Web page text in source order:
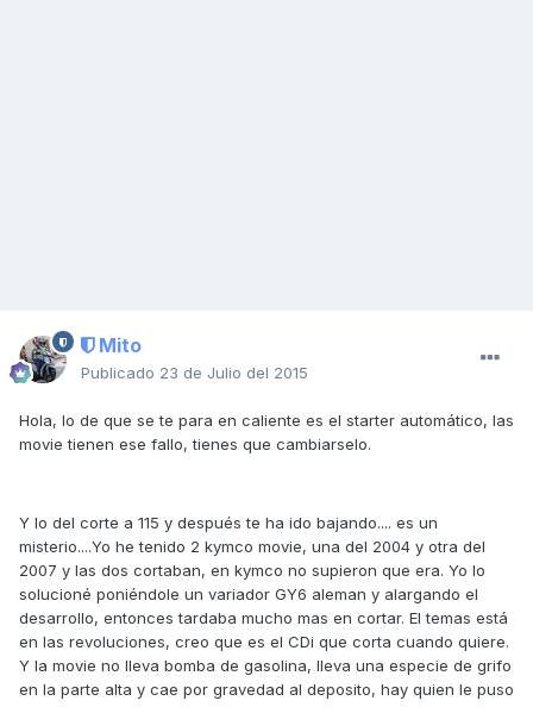
Mito
Publicado 23 de Julio del 2015
Hola, lo de que se te para en caliente es el starter automático, las
movie tienen ese fallo, tienes que cambiarselo.
Y lo del corte a 115 y después te ha ido bajando.... es un
misterio....Yo he tenido 2 kymco movie, una del 2004 y otra del
2007 y las dos cortaban, en kymco no supieron que era. Yo lo
solucioné poniéndole un variador GY6 aleman y alargando el
desarrollo, entonces tardaba mucho mas en cortar. El temas está
en las revoluciones, creo que es el CDi que corta cuando quiere.
Y la movie no lleva bomba de gasolina, lleva una especie de grifo
en la parte alta y cae por gravedad al deposito, hay quien le puso